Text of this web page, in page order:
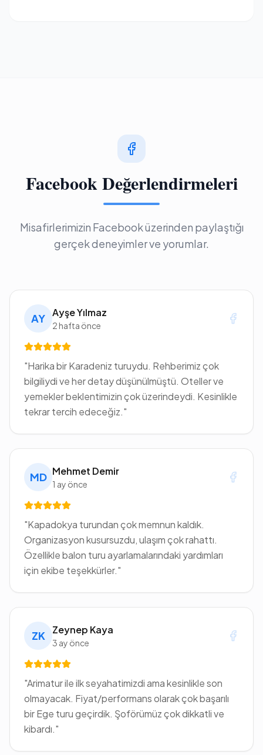
Facebook Değerlendirmeleri
Misafirlerimizin Facebook üzerinden paylaştığı
gerçek deneyimler ve yorumlar.
AY Ayşe Yılmaz
2 hafta önce
"Harika bir Karadeniz turuydu. Rehberimiz çok
bilgiliydi ve her detay düşünülmüştü. Oteller ve
yemekler beklentimizin çok üzerindeydi. Kesinlikle
tekrar tercih edeceğiz."
MD Mehmet Demir
1 ay önce
"Kapadokya turundan çok memnun kaldık.
Organizasyon kusursuzdu, ulaşım çok rahattı.
Özellikle balon turu ayarlamalarındaki yardımları
için ekibe teşekkürler."
ZK Zeynep Kaya
3 ay önce
"Arimatur ile ilk seyahatimizdi ama kesinlikle son
olmayacak. Fiyat/performans olarak çok başarılı
bir Ege turu geçirdik. Şoförümüz çok dikkatli ve
kibardı."